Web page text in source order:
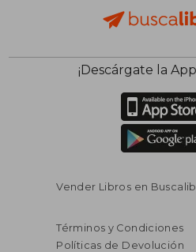
$ 52.23
$ 28.73
¡Descárgate la
Vender Libros en
Términos y Condiciones
Políticas de Devolución